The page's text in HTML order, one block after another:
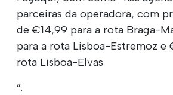
parceiras da operadora, com
de €14,99 para a rota Braga-
para a rota Lisboa-Estremoz e
rota Lisboa-Elvas
”.